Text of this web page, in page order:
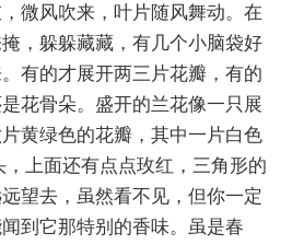
微风吹来，叶片随风舞动。在
，躲躲藏藏，有几个小脑袋好
有的才展开两三片花瓣，有的
花骨朵。盛开的兰花像一只展
黄绿色的花瓣，其中一片白色
上面还有点点玫红，三角形的
望去，虽然看不见，但你一定
到它那特别的香味。虽是春